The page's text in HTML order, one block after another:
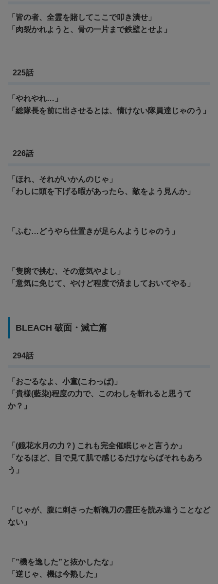
「皆の者、全霊を賭してここで叩き潰せ」
「肉裂かれようと、骨の一片まで鉄壁とせよ」
225話
「やれやれ…」
「総隊長を前に出させるとは、情けない隊員達じゃのう」
226話
「ほれ、それがいかんのじゃ」
「わしに頭を下げる暇があったら、敵をよう見んか」
「ふむ…どうやら仕置きが足らんようじゃのう」
「隻腕で挑む、その意気やよし」
「意気に免じて、やけど程度で済ましておいてやる」
BLEACH 破面・滅亡篇
294話
「おごるなよ、小童(こわっぱ)」
「貴様(藍染)程度の力で、このわしを斬れると思うて
か？」
「(鏡花水月の力？) これも完全催眠じゃと言うか」
「なるほど、目で見て肌で感じるだけならばそれもあろ
う」
「じゃが、腹に刺さった斬魄刀の霊圧を読み違うことなど
ない」
「”機を逸した”と抜かしたな」
「逆じゃ、機は今熟した」